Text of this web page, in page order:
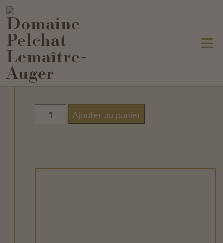
Pourboire
0.00
quantité
Ajouter au panier